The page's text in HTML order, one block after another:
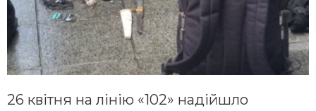
26 квітня на лінію «102» надійшло